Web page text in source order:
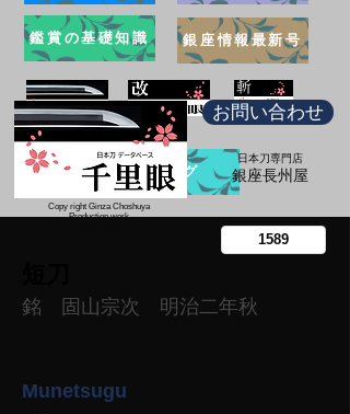
鑑賞の基礎知識 銀座情報最新号
ブログ
お問い合わせ
日本刀専門店
​銀座長州屋
Copy right Ginza Choshuya
Production work
銘 固山宗次 明治二年秋
Munetsugu